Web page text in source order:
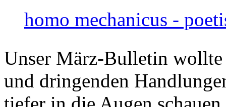
homo mechanicus -
Unser März-Bulletin
und dringenden